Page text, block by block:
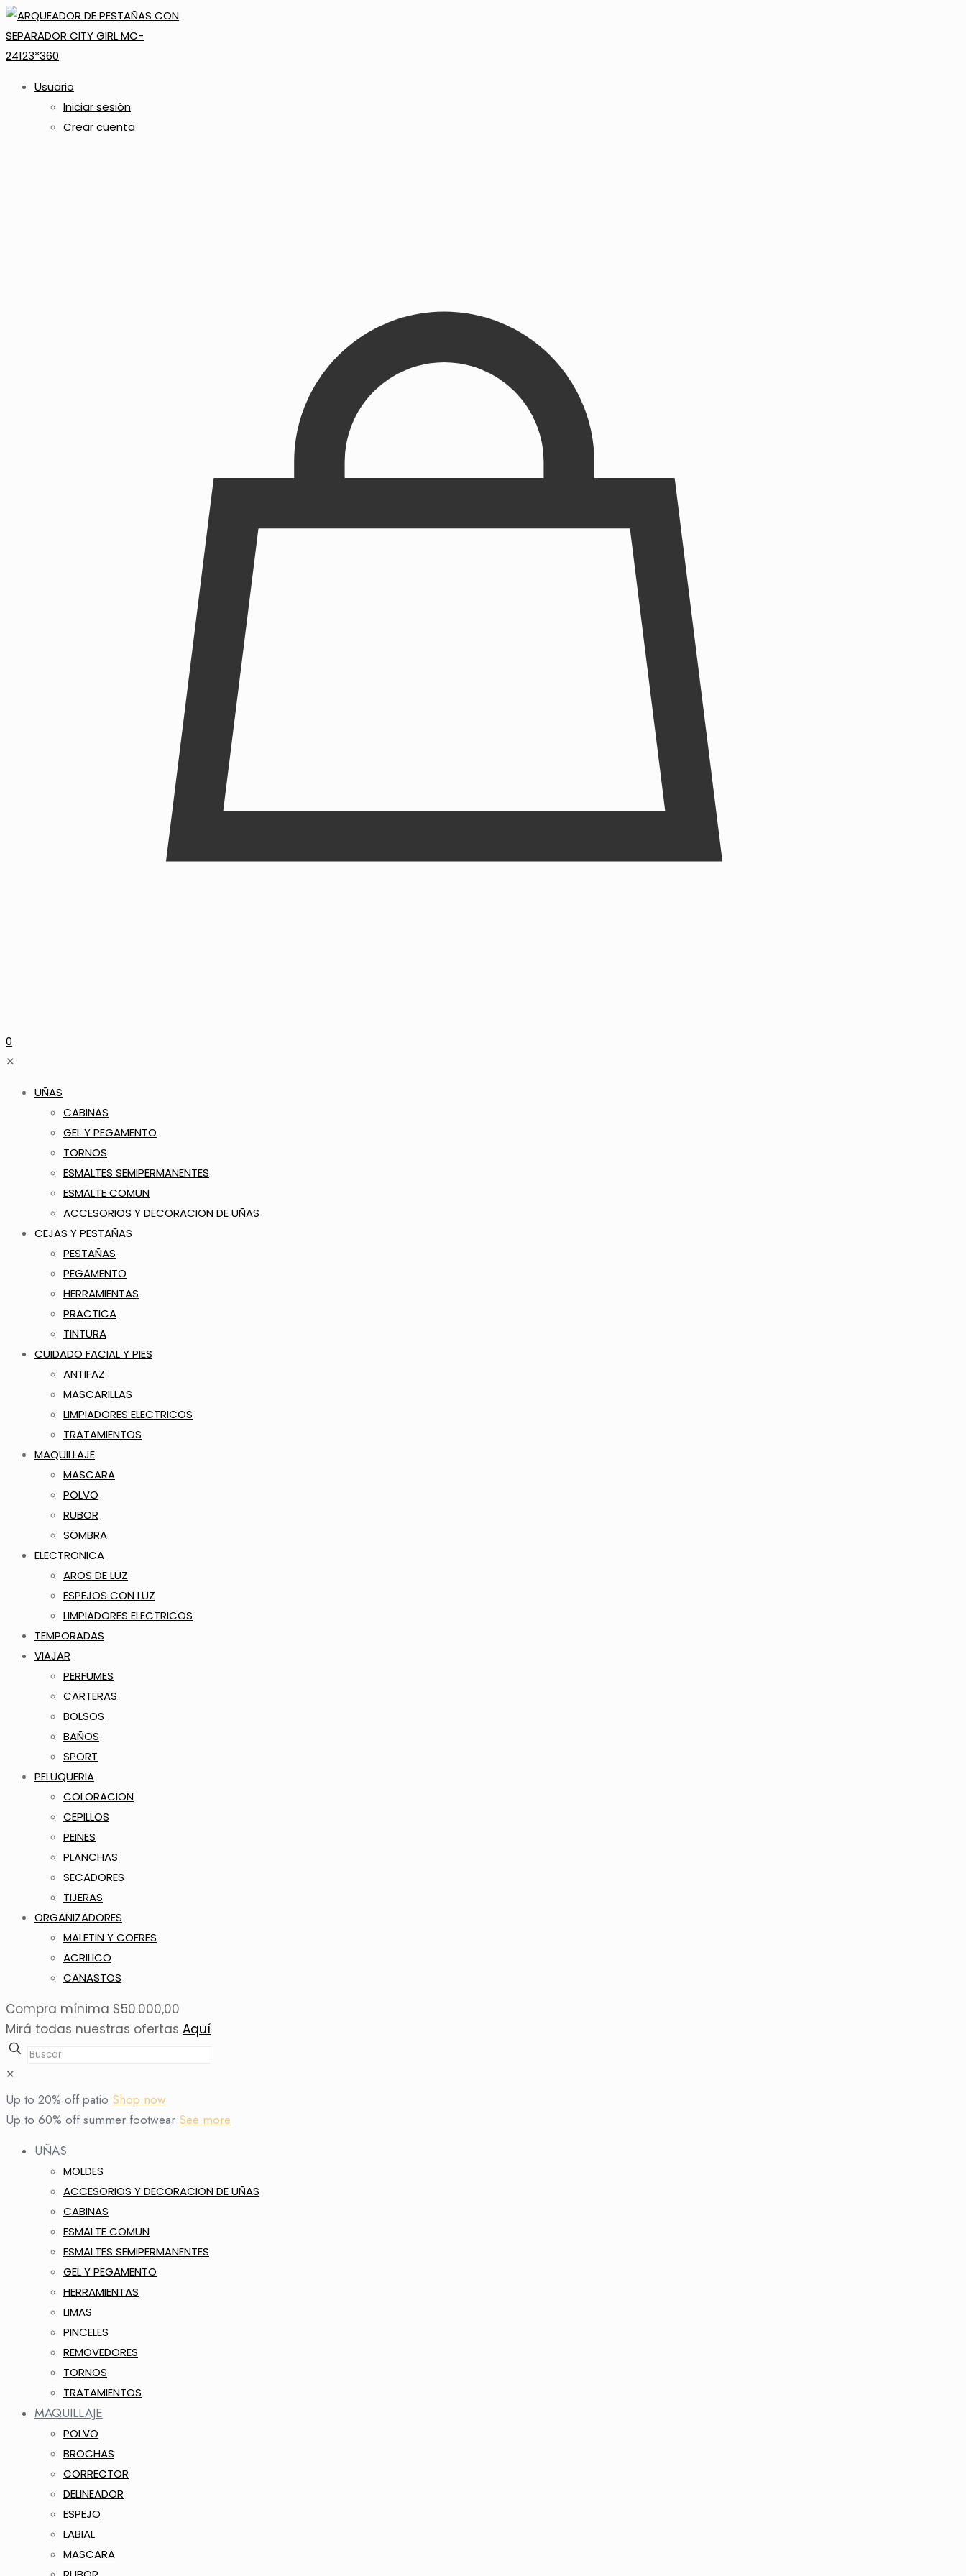
Usuario
Iniciar sesión
Crear cuenta
0
✕
UÑAS
CABINAS
GEL Y PEGAMENTO
TORNOS
ESMALTES SEMIPERMANENTES
ESMALTE COMUN
ACCESORIOS Y DECORACION DE UÑAS
CEJAS Y PESTAÑAS
PESTAÑAS
PEGAMENTO
HERRAMIENTAS
PRACTICA
TINTURA
CUIDADO FACIAL Y PIES
ANTIFAZ
MASCARILLAS
LIMPIADORES ELECTRICOS
TRATAMIENTOS
MAQUILLAJE
MASCARA
POLVO
RUBOR
SOMBRA
ELECTRONICA
AROS DE LUZ
ESPEJOS CON LUZ
LIMPIADORES ELECTRICOS
TEMPORADAS
VIAJAR
PERFUMES
CARTERAS
BOLSOS
BAÑOS
SPORT
PELUQUERIA
COLORACION
CEPILLOS
PEINES
PLANCHAS
SECADORES
TIJERAS
ORGANIZADORES
MALETIN Y COFRES
ACRILICO
CANASTOS
Compra mínima $50.000,00
Mirá todas nuestras ofertas Aquí
✕
Up to 20% off patio Shop now
Up to 60% off summer footwear See more
UÑAS
MOLDES
ACCESORIOS Y DECORACION DE UÑAS
CABINAS
ESMALTE COMUN
ESMALTES SEMIPERMANENTES
GEL Y PEGAMENTO
HERRAMIENTAS
LIMAS
PINCELES
REMOVEDORES
TORNOS
TRATAMIENTOS
MAQUILLAJE
POLVO
BROCHAS
CORRECTOR
DELINEADOR
ESPEJO
LABIAL
MASCARA